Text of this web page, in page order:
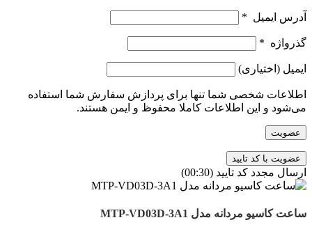
آدرس ایمیل *
گذرواژه *
ایمیل (اختیاری)
اطلاعات شخصی شما تنها برای پردازش سفارش شما استفاده
می‌شود و این اطلاعات کاملا محفوظ و ایمن هستند.
عضویت
ارسال مجدد کد تایید (00:
30
)
ساعت کاسیو مردانه مدل MTP-VD03D-3A1